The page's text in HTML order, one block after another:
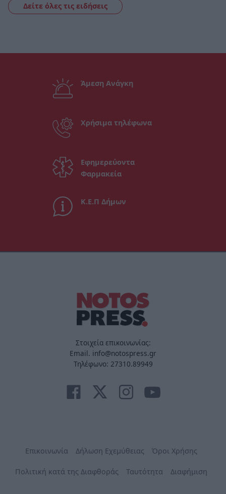
Δείτε όλες τις ειδήσεις
Άμεση Ανάγκη
Χρήσιμα τηλέφωνα
Εφημερεύοντα
Φαρμακεία
Κ.Ε.Π Δήμων
Στοιχεία επικοινωνίας:
Email. info@notospress.gr
Τηλέφωνο: 27310.89949
Επικοινωνία Δήλωση Εχεμύθειας Όροι Χρήσης
Πολιτική κατά της Διαφθοράς Ταυτότητα Διαφήμιση